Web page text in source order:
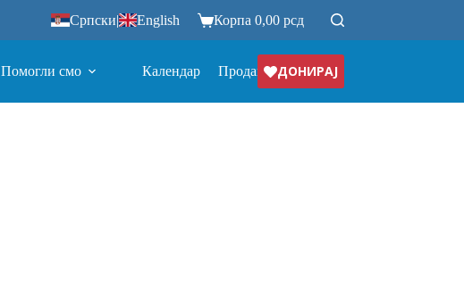
Српски| English Корпа 0,00 рсд
Помогли смо Календар ПродавницаДОНИРАЈ